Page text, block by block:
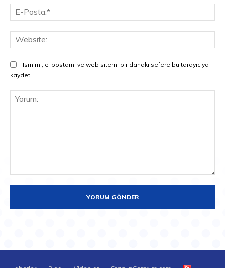
Ismimi, e-postamı ve web sitemi bir dahaki sefere bu tarayıcıya
kaydet.